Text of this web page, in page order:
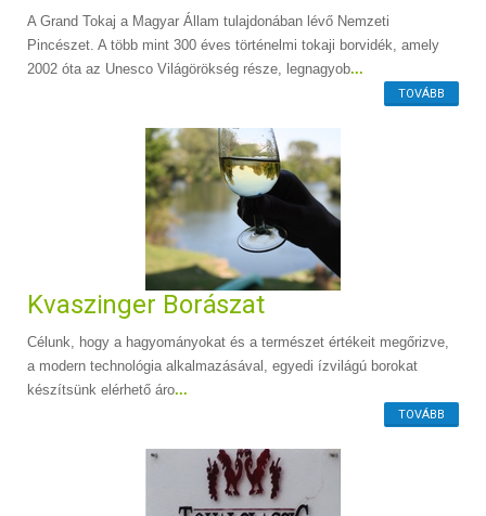
A Grand Tokaj a Magyar Állam tulajdonában lévő Nemzeti
Pincészet. A több mint 300 éves történelmi tokaji borvidék, amely
2002 óta az Unesco Világörökség része, legnagyob...
TOVÁBB
Kvaszinger Borászat
Célunk, hogy a hagyományokat és a természet értékeit megőrizve,
a modern technológia alkalmazásával, egyedi ízvilágú borokat
készítsünk elérhető áro...
TOVÁBB